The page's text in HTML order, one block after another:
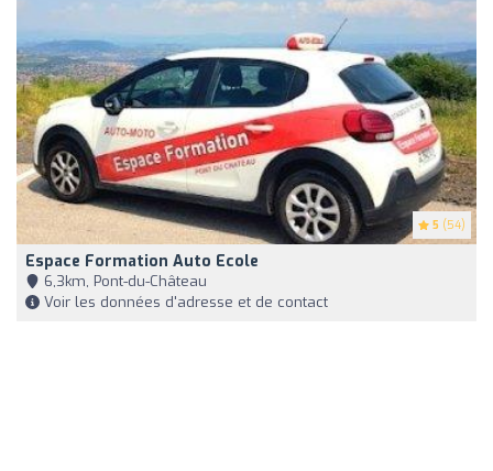
5 (54)
Espace Formation Auto Ecole
6,3km, Pont-du-Château
Voir les données d'adresse et de contact